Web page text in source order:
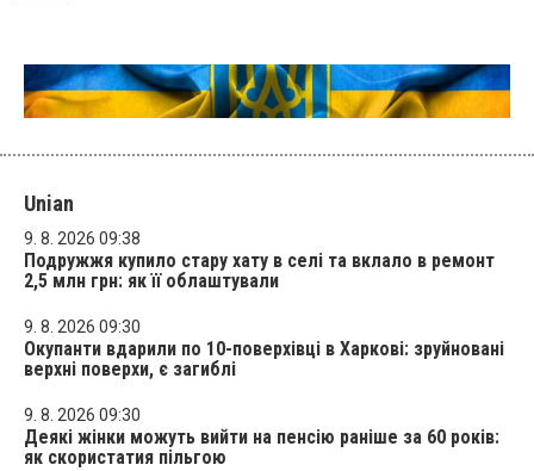
Unian
9. 8. 2026 09:38
Подружжя купило стару хату в селі та вклало в ремонт
2,5 млн грн: як її облаштували
9. 8. 2026 09:30
Окупанти вдарили по 10-поверхівці в Харкові: зруйновані
верхні поверхи, є загиблі
9. 8. 2026 09:30
Деякі жінки можуть вийти на пенсію раніше за 60 років:
як скористатия пільгою